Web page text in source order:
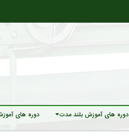
دوره های آموزش بلند مدت دوره های